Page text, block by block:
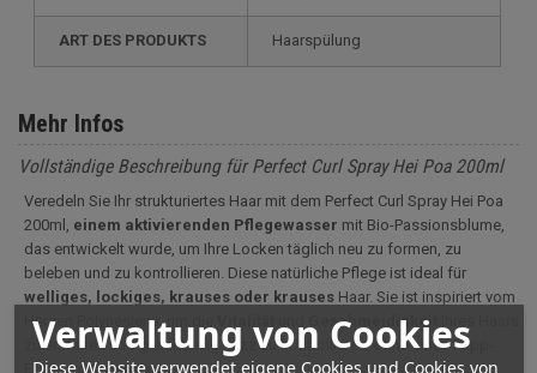
Verwaltung von Cookies
Diese Website verwendet eigene Cookies und Cookies von
ART DES PRODUKTS Haarspülung
Mehr Infos
Vollständige Beschreibung für Perfect Curl Spray Hei Poa 200ml
Veredeln Sie Ihr strukturiertes Haar mit dem Perfect Curl Spray Hei Poa
200ml, einem aktivierenden Pflegewasser mit Bio-Passionsblume,
das entwickelt wurde, um Ihre Locken täglich neu zu formen, zu
beleben und zu kontrollieren. Diese natürliche Pflege ist ideal für
welliges, lockiges, krauses oder krauses Haar. Sie ist inspiriert vom
Herzen Polynesiens, um die
Geschmeidigkeit
zu entfalten und gleichzeitig Frizz zu kontrollieren, ohne einen Papp-
Effekt zu erzeugen.